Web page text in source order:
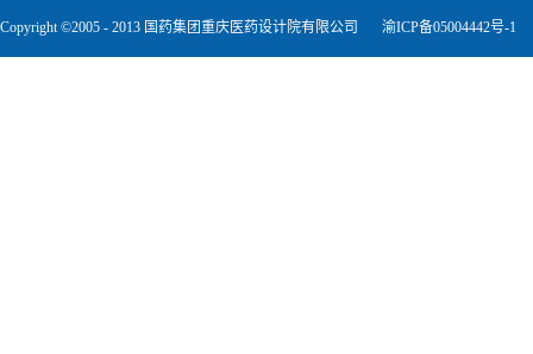
Copyright ©2005 - 2013 国药集团重庆医药设计院有限公司 渝ICP备05004442号-1